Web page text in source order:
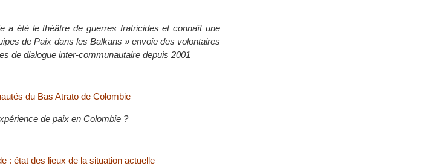
a été le théâtre de guerres fratricides et connaît une
de Paix dans les Balkans » envoie des volontaires
de dialogue inter-communautaire depuis 2001
du Bas Atrato de Colombie
de paix en Colombie ?
: état des lieux de la situation actuelle